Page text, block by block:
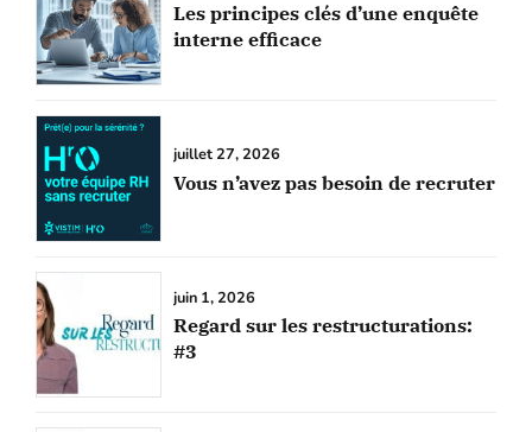
Les principes clés d’une enquête
interne efficace
juillet 27, 2026
Vous n’avez pas besoin de recruter
juin 1, 2026
Regard sur les restructurations:
#3